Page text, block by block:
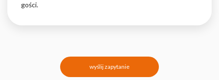
gości.
wyślij zapytanie